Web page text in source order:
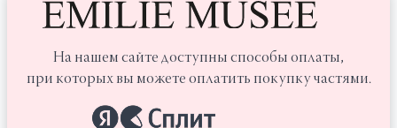
На нашем сайте доступны способы оплаты,
при которых вы можете оплатить покупку частями.